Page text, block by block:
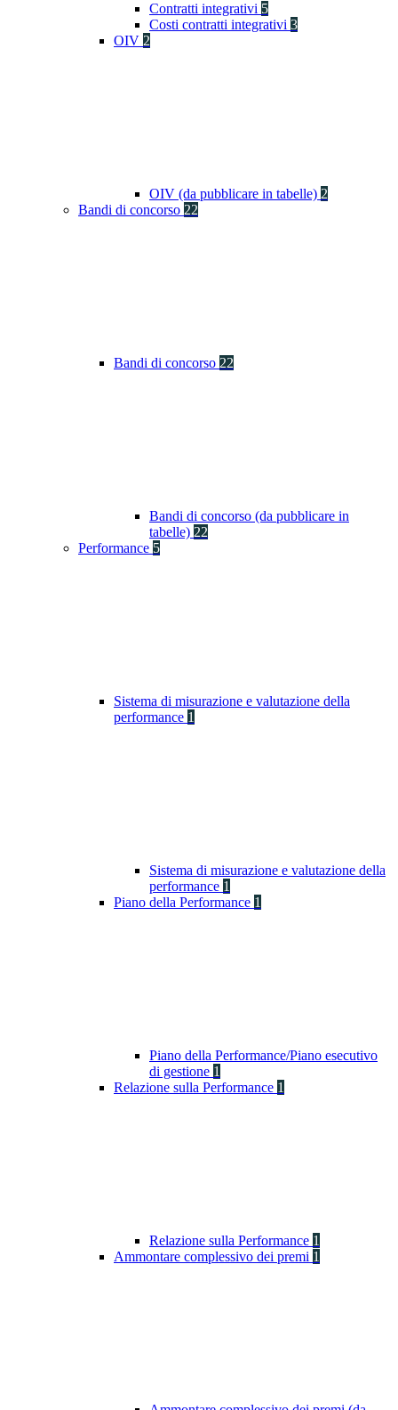
Contratti integrativi 5
Costi contratti integrativi 3
OIV 2
OIV (da pubblicare in tabelle) 2
Bandi di concorso 22
Bandi di concorso 22
Bandi di concorso (da pubblicare in
tabelle) 22
Performance 5
Sistema di misurazione e valutazione della
performance 1
Sistema di misurazione e valutazione della
performance 1
Piano della Performance 1
Piano della Performance/Piano esecutivo
di gestione 1
Relazione sulla Performance 1
Relazione sulla Performance 1
Ammontare complessivo dei premi 1